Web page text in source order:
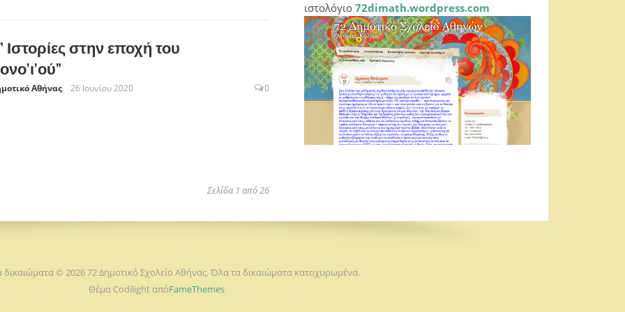
Ιστορίες στην εποχή του
Αθήνας 26 Ιουνίου 2020 0
Σελίδα 1 από 26
ιστολόγιο 72dimath.wordpress.com
δικαιώματα © 2026 72 Δημοτικό Σχολείο Αθήνας. Όλα τα δικαιώματα κατοχυρωμένα.
Θέμα Codilight απόFameThemes